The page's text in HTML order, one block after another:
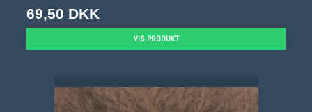
69,50 DKK
VIS PRODUKT